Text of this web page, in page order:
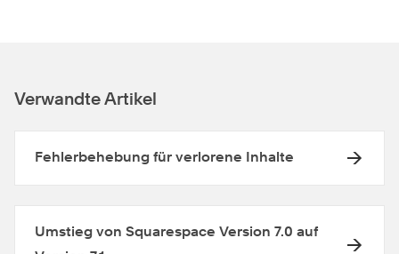
Verwandte Artikel
Fehlerbehebung für verlorene Inhalte
Umstieg von Squarespace Version 7.0 auf